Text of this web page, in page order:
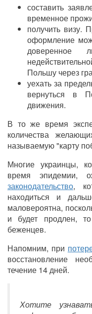
составить
временное
получить визу.
оформление
доверенное
Польшу через
уехать за
вернуться в
движения.
В то же время
количества
называемую "карту
Многие украинцы,
время эпидемии,
законодательство,
находиться и
маловероятна,
и будет продлен,
беженцев.
Напомним, при
восстановление
течение 14 дней.
Хотите